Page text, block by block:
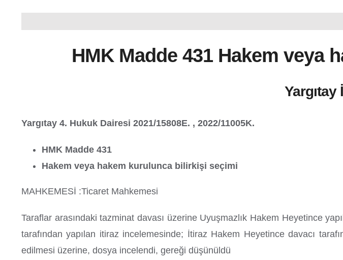
HMK Madde 431 Hakem veya
Yargıtay
Yargıtay 4. Hukuk Dairesi 2021/15808E. , 2022/11005K.
HMK Madde 431
Hakem veya hakem kurulunca bilirkişi seçimi
MAHKEMESİ :Ticaret Mahkemesi
Taraflar arasındaki tazminat davası üzerine Uyuşmazlık Hakem Heyetince
tarafından yapılan itiraz incelemesinde; İtiraz Hakem Heyetince davacı
edilmesi üzerine, dosya incelendi, gereği düşünüldü